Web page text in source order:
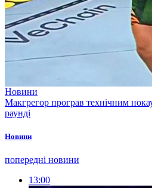
Новини
Макгрегор програв технічним
раунді
Новини
попередні новини
13:00